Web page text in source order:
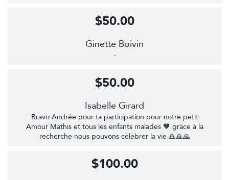
Ginette Boivin
-
$50.00
Isabelle Girard
Bravo Andrée pour ta participation pour notre petit
Amour Mathis et tous les enfants malades 🧡 grâce à la
recherche nous pouvons célébrer la vie 🙏🙏🙏
$50.00
$100.00